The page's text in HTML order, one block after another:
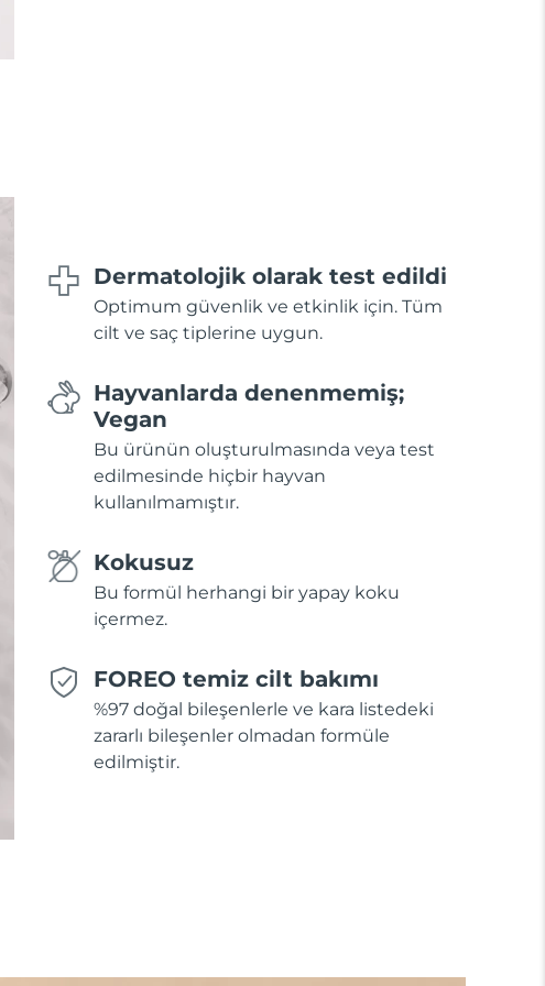
Dermatolojik olarak test edildi
Optimum güvenlik ve etkinlik için. Tüm
cilt ve saç tiplerine uygun.
Hayvanlarda denenmemiş;
Vegan
Bu ürünün oluşturulmasında veya test
edilmesinde hiçbir hayvan
kullanılmamıştır.
Kokusuz
Bu formül herhangi bir yapay koku
içermez.
FOREO temiz cilt bakımı
%97 doğal bileşenlerle ve kara listedeki
zararlı bileşenler olmadan formüle
edilmiştir.